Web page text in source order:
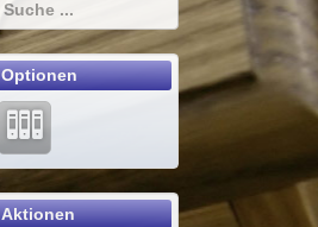
Optionen
Aktionen